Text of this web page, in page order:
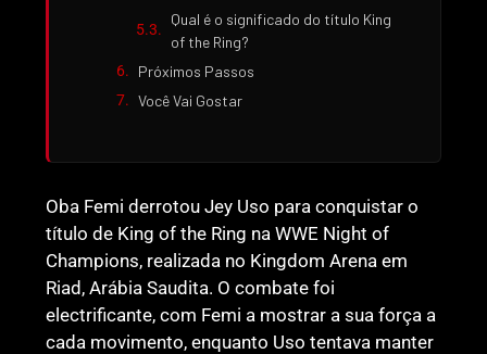
Qual é o significado do título King
of the Ring?
Próximos Passos
Você Vai Gostar
Oba Femi derrotou Jey Uso para conquistar o
título de King of the Ring na WWE Night of
Champions, realizada no Kingdom Arena em
Riad, Arábia Saudita. O combate foi
electrificante, com Femi a mostrar a sua força a
cada movimento, enquanto Uso tentava manter